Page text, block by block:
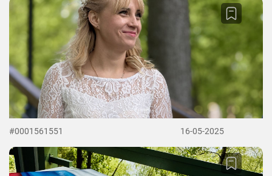
#0001561551 16-05-2025